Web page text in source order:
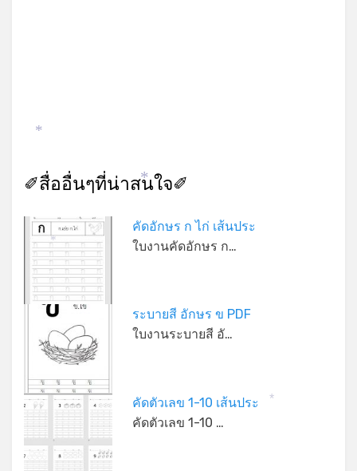
✐สื่ออื่นๆที่น่าสนใจ✐
คัดอักษร ก ไก่ เส้นประ
ใบงานคัดอักษร ก…
ระบายสี อักษร ข PDF
ใบงานระบายสี อั…
คัดตัวเลข 1-10 เส้นประ
คัดตัวเลข 1-10 …
*
*